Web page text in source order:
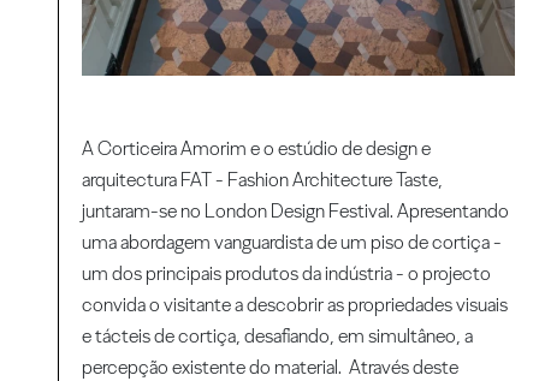
A Corticeira Amorim e o estúdio de design e
arquitectura FAT - Fashion Architecture Taste,
juntaram-se no London Design Festival. Apresentando
uma abordagem vanguardista de um piso de cortiça -
um dos principais produtos da indústria - o projecto
convida o visitante a descobrir as propriedades visuais
e tácteis de cortiça, desafiando, em simultâneo, a
percepção existente do material. Através deste